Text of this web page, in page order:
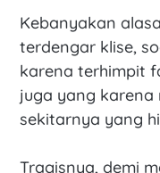
Kebanyakan
terdengar klise,
karena terhimpit
juga yang karena
sekitarnya yang
Tragisnya, demi